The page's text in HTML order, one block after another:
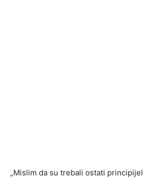
„Mislim da su trebali ostati